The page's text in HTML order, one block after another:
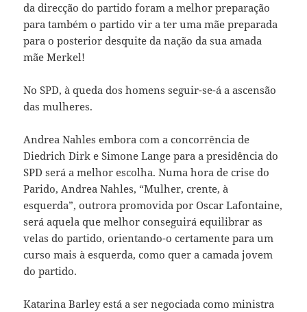
da direcção do partido foram a melhor preparação
para também o partido vir a ter uma mãe preparada
para o posterior desquite da nação da sua amada
mãe Merkel!
No SPD, à queda dos homens seguir-se-á a ascensão
das mulheres.
Andrea Nahles embora com a concorrência de
Diedrich Dirk e Simone Lange para a presidência do
SPD será a melhor escolha. Numa hora de crise do
Parido, Andrea Nahles, “Mulher, crente, à
esquerda”, outrora promovida por Oscar Lafontaine,
será aquela que melhor conseguirá equilibrar as
velas do partido, orientando-o certamente para um
curso mais à esquerda, como quer a camada jovem
do partido.
Katarina Barley está a ser negociada como ministra